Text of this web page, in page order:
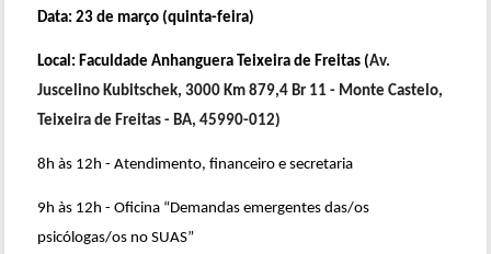
Data: 23 de março (quinta-feira)
Local: Faculdade Anhanguera Teixeira de Freitas (Av.
Juscelino Kubitschek, 3000 Km 879,4 Br 11 - Monte Castelo,
Teixeira de Freitas - BA, 45990-012)
8h às 12h - Atendimento, financeiro e secretaria
9h às 12h - Oficina “Demandas emergentes das/os
psicólogas/os no SUAS”